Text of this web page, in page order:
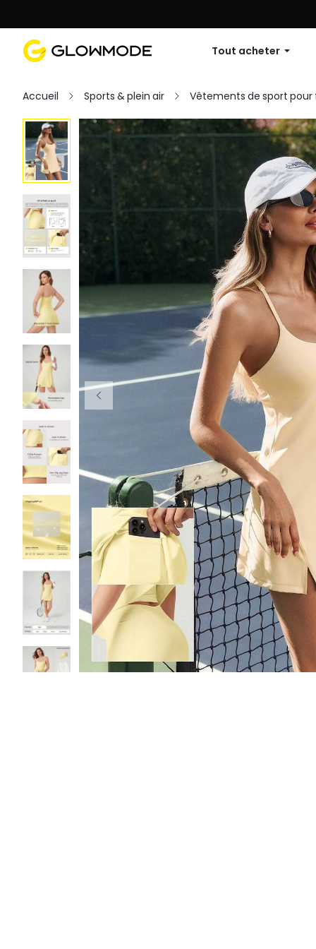
Tout acheter
Accueil Sports & plein air Vêtements de sport